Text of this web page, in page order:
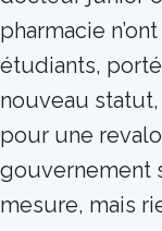
pharmacie
étudiants,
nouveau
pour une
gouvernement
mesure, mais